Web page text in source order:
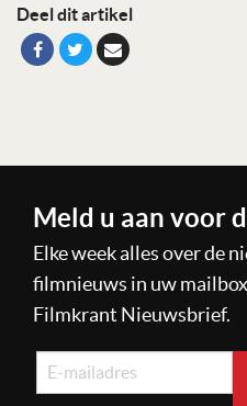
Deel dit artikel
Meld u aan voor
Elke week alles over de
filmnieuws in uw
Filmkrant Nieuwsbrief.